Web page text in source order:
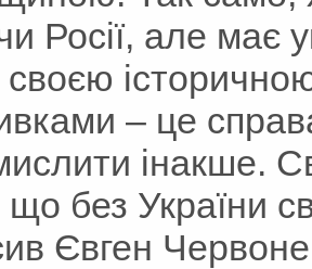
Росії, але має
своєю
– це
інакше.
що без України
Євген